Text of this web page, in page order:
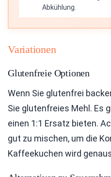
Abkühlung.
Variationen
Glutenfreie Optionen
Wenn Sie glutenfrei
Sie glutenfreies Mehl. Es
einen 1:1 Ersatz bieten.
gut zu mischen, um die
Kaffeekuchen wird